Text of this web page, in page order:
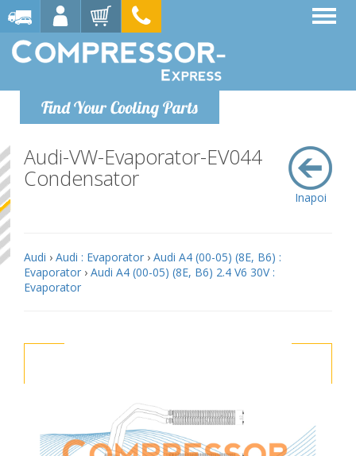
Find Your Cooling Parts
Inapoi
Audi-VW-Evaporator-EV044
Condensator
Audi › Audi : Evaporator › Audi A4 (00-05) (8E, B6) :
Evaporator › Audi A4 (00-05) (8E, B6) 2.4 V6 30V :
Evaporator